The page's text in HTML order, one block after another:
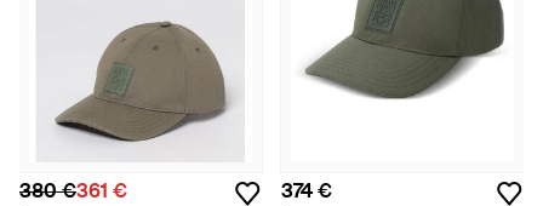
380 €361 € 374 €